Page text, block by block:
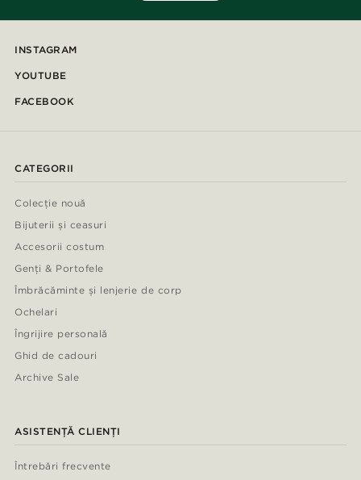
INSTAGRAM
YOUTUBE
FACEBOOK
CATEGORII
Colecție nouă
Bijuterii și ceasuri
Accesorii costum
Genți & Portofele
Îmbrăcăminte și lenjerie de corp
Ochelari
Îngrijire personală
Ghid de cadouri
Archive Sale
ASISTENȚĂ CLIENȚI
Întrebări frecvente